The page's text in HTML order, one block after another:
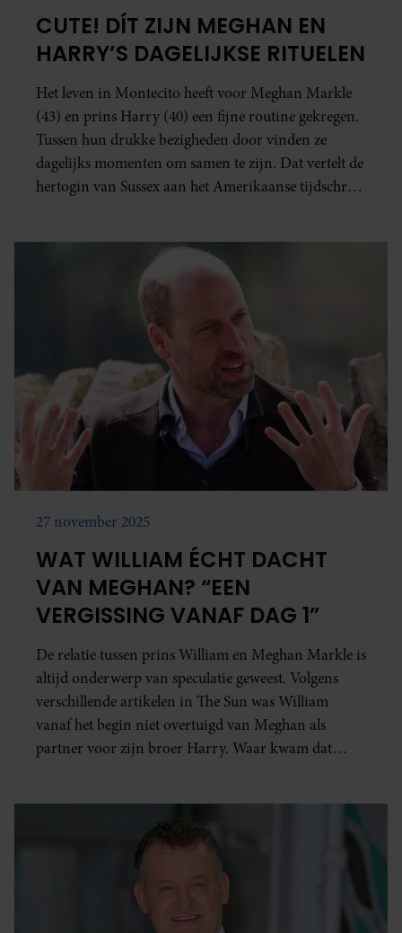
CUTE! DÍT ZIJN MEGHAN EN
HARRY’S DAGELIJKSE RITUELEN
Het leven in Montecito heeft voor Meghan Markle
(43) en prins Harry (40) een fijne routine gekregen.
Tussen hun drukke bezigheden door vinden ze
dagelijks momenten om samen te zijn. Dat vertelt de
hertogin van Sussex aan het Amerikaanse tijdschrift
27 november 2025
WAT WILLIAM ÉCHT DACHT
VAN MEGHAN? “EEN
VERGISSING VANAF DAG 1”
De relatie tussen prins William en Meghan Markle is
altijd onderwerp van speculatie geweest. Volgens
verschillende artikelen in The Sun was William
vanaf het begin niet overtuigd van Meghan als
partner voor zijn broer Harry. Waar kwam dat